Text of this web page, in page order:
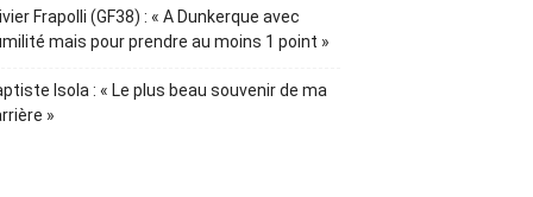
Frapolli (GF38) : « A Dunkerque avec
mais pour prendre au moins 1 point »
Isola : « Le plus beau souvenir de ma
»